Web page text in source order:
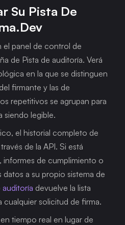
Su Pista De
el panel de control de
de Pista de auditoría. Verá
en la que se distinguen
firmante y las de
repetitivos se agrupan para
siendo legible.
el historial completo de
de la API. Si está
informes de cumplimiento o
a su propio sistema de
auditoría devuelve la lista
solicitud de firma.
tiempo real en lugar de